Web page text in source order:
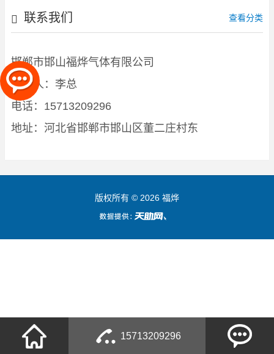
联系我们 查看分类
邯郸市邯山福烨气体有限公司
联系人：李总
电话：15713209296
地址：河北省邯郸市邯山区董二庄村东
15713209296
版权所有 © 2026 福烨